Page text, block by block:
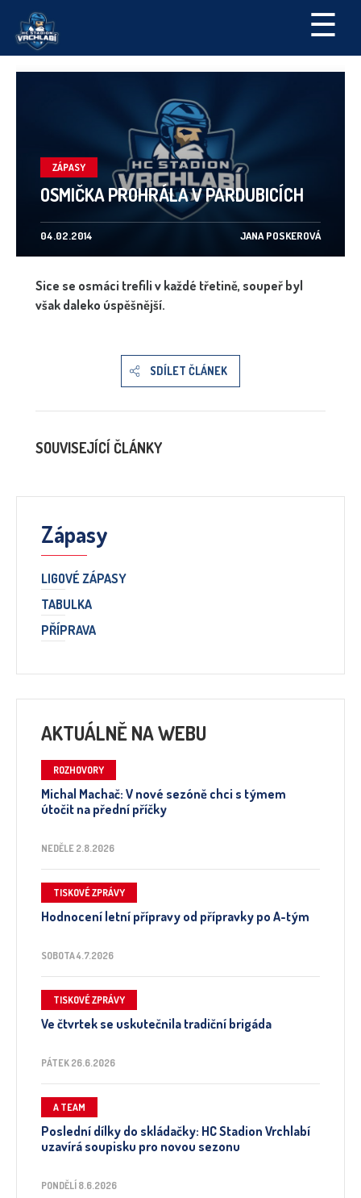
☰
ZÁPASY
OSMIČKA PROHRÁLA V PARDUBICÍCH
04.02.2014 JANA POSKEROVÁ
Sice se osmáci trefili v každé třetině, soupeř byl
však daleko úspěšnější.
SDÍLET ČLÁNEK
SOUVISEJÍCÍ ČLÁNKY
Zápasy
LIGOVÉ ZÁPASY
TABULKA
PŘÍPRAVA
AKTUÁLNĚ NA WEBU
ROZHOVORY
Michal Machač: V nové sezóně chci s týmem
útočit na přední příčky
NEDĚLE 2.8.2026
TISKOVÉ ZPRÁVY
Hodnocení letní přípravy od přípravky po A-tým
SOBOTA 4.7.2026
TISKOVÉ ZPRÁVY
Ve čtvrtek se uskutečnila tradiční brigáda
PÁTEK 26.6.2026
A TEAM
Poslední dílky do skládačky: HC Stadion Vrchlabí
uzavírá soupisku pro novou sezonu
PONDĚLÍ 8.6.2026